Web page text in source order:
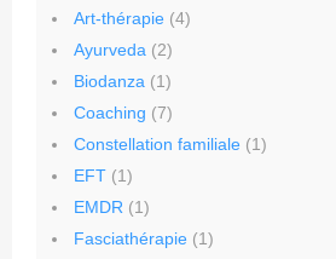
Art-thérapie (4)
Ayurveda (2)
Biodanza (1)
Coaching (7)
Constellation familiale (1)
EFT (1)
EMDR (1)
Fasciathérapie (1)